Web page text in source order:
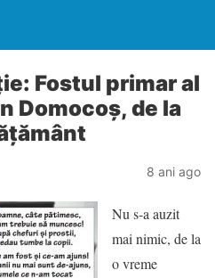
Fostul primar al
Domocoş, de la
8 ani ago
Nu s-a auzit
mai nimic, de la
o vreme